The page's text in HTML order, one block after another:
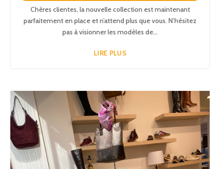
Chères clientes, la nouvelle collection est maintenant
parfaitement en place et n’attend plus que vous. N’hésitez
pas à visionner les modèles de...
LIRE PLUS